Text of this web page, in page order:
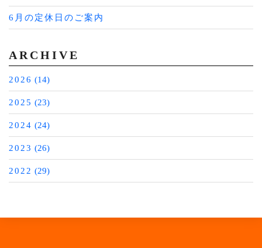
6月の定休日のご案内
ARCHIVE
2026 (14)
2025 (23)
2024 (24)
2023 (26)
2022 (29)